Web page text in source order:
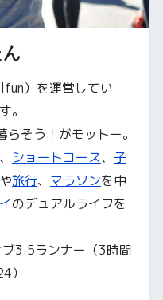
）を運営してい
。
そう！がモットー。
、 ショートコース、 子
旅行、 マラソンを中
のデュアルライフを
3.5ランナー（3時間
）